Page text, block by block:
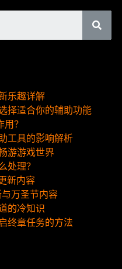
乐趣详解
择适合你的辅助功能
？
工具的影响解析
游游戏世界
处理？
新内容
万圣节内容
的冷知识
终章任务的方法